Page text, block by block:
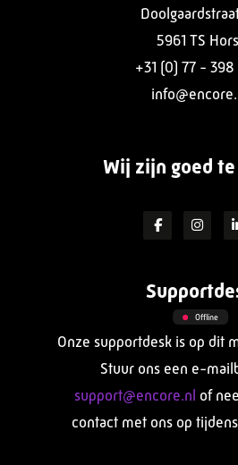
5961 TS
+31 (0) 77 - 398
Wij zijn goed
Offline
Onze supportdesk is op dit
Stuur ons een e-
support@encore.nl of
contact met ons op